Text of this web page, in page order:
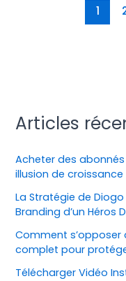
1
Articles
Acheter des
illusion de croissance
La Stratégie de
Branding d’un Héros
Comment s’opposer
complet pour
Télécharger Vidéo